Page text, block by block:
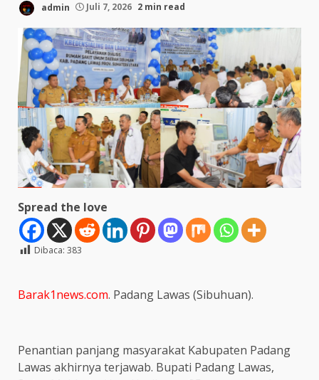
admin Juli 7, 2026 2 min read
Spread the love
Dibaca: 383
Barak1news.com. Padang Lawas (Sibuhuan).
Penantian panjang masyarakat Kabupaten Padang
Lawas akhirnya terjawab. Bupati Padang Lawas,